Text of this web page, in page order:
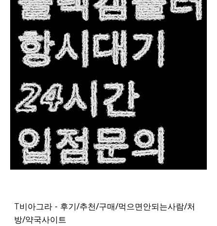
T비아그라 - 후기/추천/구매/먹으면안되는사람/처
방/약국사이트